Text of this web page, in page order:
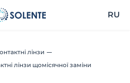
RU
лінзи
лінзи щомісячної заміни